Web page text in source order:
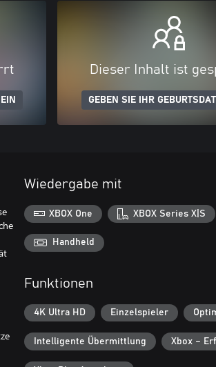
Dieser Inhalt ist
GEBEN SIE IHR
Wiedergabe mit
XBOX One XBOX Series X|S
Handheld
Funktionen
4K Ultra HD Einzelspieler
Intelligente Übermittlung Xbox –